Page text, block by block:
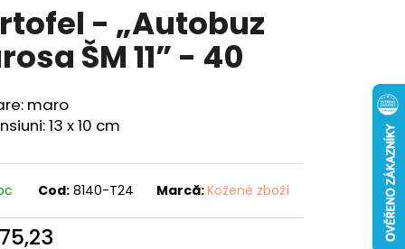
- „Autobuz
ŠM 11” - 40
maro
13 x 10 cm
Cod: 8140-T24 Marcă:Kožené zboží
- "CRAP" - 40